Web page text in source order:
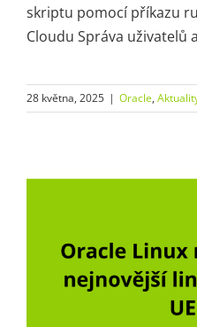
skriptu pomocí příkazu
Cloudu Správa uživatelů
28 května, 2025 | Oracle,